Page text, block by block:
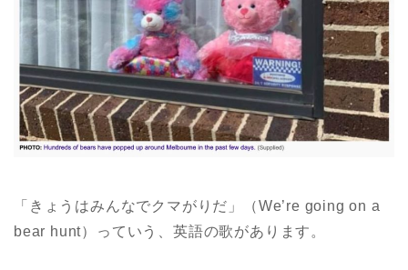
「きょうはみんなでクマがりだ」（We’re going on a
bear hunt）っていう、英語の歌があります。